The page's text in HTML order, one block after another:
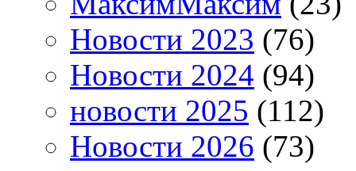
Новости 2023 (76)
Новости 2024 (94)
новости 2025 (112)
Новости 2026 (73)